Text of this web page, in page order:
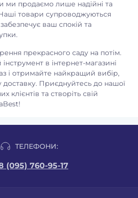
ми продаємо лише надійні та
товари супроводжуються
ваш спокій та
прекрасного саду на потім.
в інтернет-магазині
і отримайте найкращий вибір,
доставку. Приєднуйтесь до нашої
клієнтів та створіть свій
ТЕЛЕФОНИ:
(095) 760-95-17